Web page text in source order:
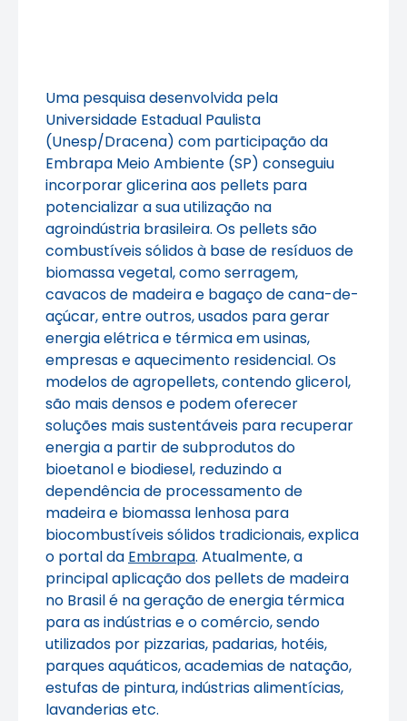
Uma pesquisa desenvolvida pela
Universidade Estadual Paulista
(Unesp/Dracena) com participação da
Embrapa Meio Ambiente (SP) conseguiu
incorporar glicerina aos pellets para
potencializar a sua utilização na
agroindústria brasileira. Os pellets são
combustíveis sólidos à base de resíduos de
biomassa vegetal, como serragem,
cavacos de madeira e bagaço de cana-de-
açúcar, entre outros, usados para gerar
energia elétrica e térmica em usinas,
empresas e aquecimento residencial. Os
modelos de agropellets, contendo glicerol,
são mais densos e podem oferecer
soluções mais sustentáveis para recuperar
energia a partir de subprodutos do
bioetanol e biodiesel, reduzindo a
dependência de processamento de
madeira e biomassa lenhosa para
biocombustíveis sólidos tradicionais, explica
o portal da Embrapa. Atualmente, a
principal aplicação dos pellets de madeira
no Brasil é na geração de energia térmica
para as indústrias e o comércio, sendo
utilizados por pizzarias, padarias, hotéis,
parques aquáticos, academias de natação,
estufas de pintura, indústrias alimentícias,
lavanderias etc.